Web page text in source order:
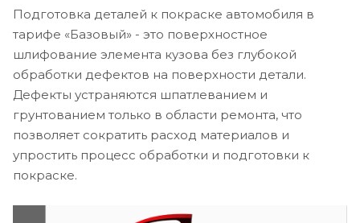
Подготовка деталей к покраске автомобиля в
тарифе «Базовый» - это поверхностное
шлифование элемента кузова без глубокой
обработки дефектов на поверхности детали.
Дефекты устраняются шпатлеванием и
грунтованием только в области ремонта, что
позволяет сократить расход материалов и
упростить процесс обработки и подготовки к
покраске.